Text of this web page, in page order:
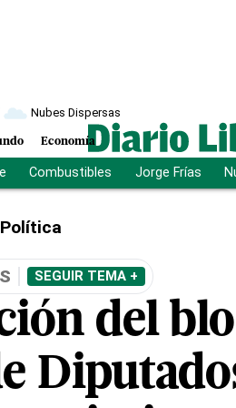
Nubes Dispersas
Economía
Combustibles Jorge Frías
Política
SEGUIR TEMA +
del